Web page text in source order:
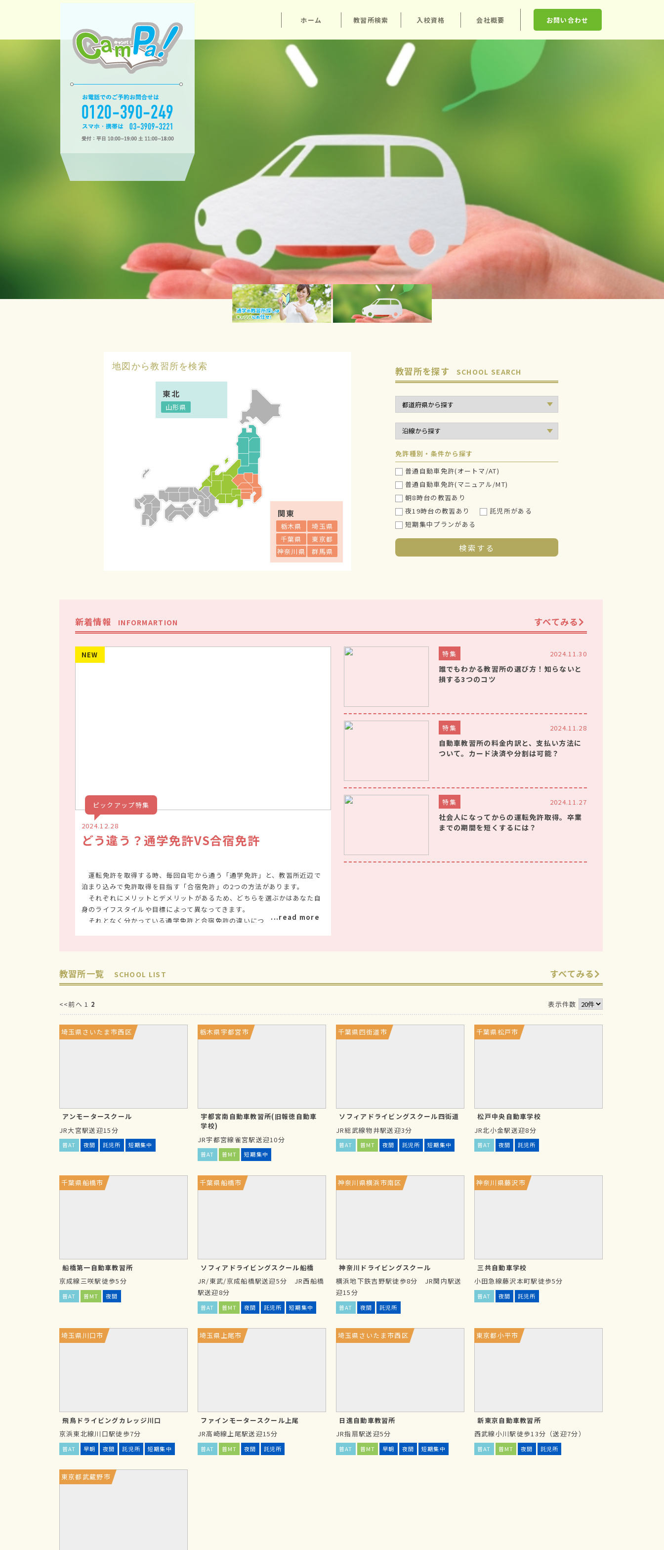
ホーム 教習所検索 入校資格 会社概要 お問い合わせ
地図から教習所を検索
関東
栃木県
埼玉県
千葉県
東京都
神奈川県
群馬県
東北
山形県
教習所を探す SCHOOL SEARCH
免許種別・条件から探す
普通自動車免許(オートマ/AT)
普通自動車免許(マニュアル/MT)
朝8時台の教習あり
夜19時台の教習あり
託児所がある
短期集中プランがある
新着情報 INFORMARTION すべてみる
NEW
ピックアップ特集
2024.12.28
どう違う？通学免許VS合宿免許
運転免許を取得する時、毎回自宅から通う「通学免許」と、教習所近辺で
泊まり込みで免許取得を目指す「合宿免許」の2つの方法があります。
それぞれにメリットとデメリットがあるため、どちらを選ぶかはあなた自
身のライフスタイルや目標によって異なってきます。
それとなく分かっている通学免許と合宿免許の違いについて、深掘りをし
通学免許（通い）のメリット
運転に自信がない方も安心して運転技術を習得できます。
①自分のペースで教習所へ通える
②慣れた道路で練習できる
自宅近くの教習所へ通えば、毎回日々の生活圏で路上教習を行います。その
ため、自分の知っている道を通る安心感があります。また、免許取得後に近
隣を運転する際に注意しておきたいポイントも、しっかりと学べます。
③ 運転スキル習得に時間を費やせる
④年間通じて教習料金に変動が無い
合宿免許の教習料金が時期により大きく変動し、繁忙期と閑散期で料金差が
15万円以上に及ぶ一方で、通学免許は入所時期に関係なく一律料金が設定さ
利かもしれません。
しれません。
①日数がかかる
る程度の期間を要します。
特集 2024.11.30
誰でもわかる教習所の選び方！知らないと
損する3つのコツ
特集 2024.11.28
自動車教習所の料金内訳と、支払い方法に
ついて。カード決済や分割は可能？
特集 2024.11.27
社会人になってからの運転免許取得。卒業
までの期間を短くするには？
教習所一覧 SCHOOL LIST すべてみる
表示件数
<<前へ 1 2
埼玉県さいたま市西区
アンモータースクール
JR大宮駅送迎15分
普AT 夜間 託児所 短期集中
栃木県宇都宮市
宇都宮南自動車教習所(旧報徳自動車
学校)
JR宇都宮線雀宮駅送迎10分
普AT 普MT 短期集中
千葉県四街道市
ソフィアドライビングスクール四街道
JR総武線物井駅送迎3分
普AT 普MT 夜間 託児所 短期集中
千葉県松戸市
松戸中央自動車学校
JR北小金駅送迎8分
普AT 夜間 託児所
千葉県船橋市
船橋第一自動車教習所
京成線三咲駅徒歩5分
普AT 普MT 夜間
千葉県船橋市
ソフィアドライビングスクール船橋
JR/東武/京成船橋駅送迎5分 JR西船橋
駅送迎8分
普AT 普MT 夜間 託児所 短期集中
神奈川県横浜市南区
神奈川ドライビングスクール
横浜地下鉄吉野駅徒歩8分 JR関内駅送
迎15分
普AT 夜間 託児所
神奈川県藤沢市
三共自動車学校
小田急線藤沢本町駅徒歩5分
普AT 夜間 託児所
埼玉県川口市
飛鳥ドライビングカレッジ川口
京浜東北線川口駅徒歩7分
普AT 早朝 夜間 託児所 短期集中
埼玉県上尾市
ファインモータースクール上尾
JR高崎線上尾駅送迎15分
普AT 普MT 夜間 託児所
埼玉県さいたま市西区
日進自動車教習所
JR指扇駅送迎5分
普AT 普MT 早朝 夜間 短期集中
東京都小平市
新東京自動車教習所
西武線小川駅徒歩13分（送迎7分）
普AT 普MT 夜間 託児所
東京都武蔵野市